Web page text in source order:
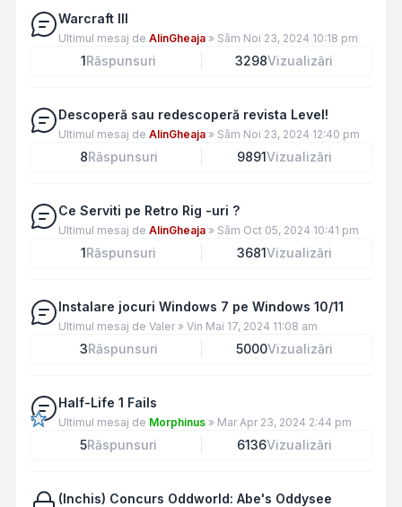
Warcraft III
Ultimul mesaj de AlinGheaja » Sâm Noi 23, 2024 10:18 pm
1Răspunsuri 3298Vizualizări
Descoperă sau redescoperă revista Level!
Ultimul mesaj de AlinGheaja » Sâm Noi 23, 2024 12:40 pm
8Răspunsuri 9891Vizualizări
Ce Serviti pe Retro Rig -uri ?
Ultimul mesaj de AlinGheaja » Sâm Oct 05, 2024 10:41 pm
1Răspunsuri 3681Vizualizări
Instalare jocuri Windows 7 pe Windows 10/11
Ultimul mesaj de Valer » Vin Mai 17, 2024 11:08 am
3Răspunsuri 5000Vizualizări
Half-Life 1 Fails
Ultimul mesaj de Morphinus » Mar Apr 23, 2024 2:44 pm
5Răspunsuri 6136Vizualizări
(Inchis) Concurs Oddworld: Abe's Oddysee